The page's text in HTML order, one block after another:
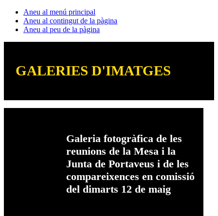
Aneu al menú principal
Aneu al contingut de la pàgina
Aneu al peu de la pàgina
GALERIES D'IMATGES
Galeria fotogràfica de les
reunions de la Mesa i la
Junta de Portaveus i de les
compareixences en comissió
del dimarts 12 de maig